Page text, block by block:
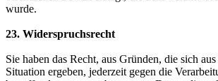
wurde.
23. Widerspruchsrecht
Sie haben das Recht, aus Gründen, die sich
Situation ergeben, jederzeit gegen die